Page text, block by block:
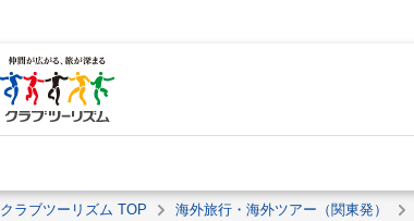
クラブツーリズム TOP 海外旅行・海外ツアー（関東発）